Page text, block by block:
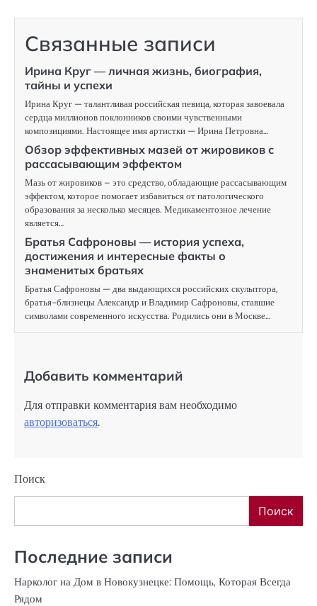
записям
Связанные записи
Ирина Круг — личная жизнь, биография,
тайны и успехи
Ирина Круг — талантливая российская певица, которая завоевала
сердца миллионов поклонников своими чувственными
композициями. Настоящее имя артистки — Ирина Петровна…
Обзор эффективных мазей от жировиков с
рассасывающим эффектом
Мазь от жировиков – это средство, обладающие рассасывающим
эффектом, которое помогает избавиться от патологического
образования за несколько месяцев. Медикаментозное лечение
является…
Братья Сафроновы — история успеха,
достижения и интересные факты о
знаменитых братьях
Братья Сафроновы — два выдающихся российских скульптора,
братья-близнецы Александр и Владимир Сафроновы, ставшие
символами современного искусства. Родились они в Москве…
Добавить комментарий
Для отправки комментария вам необходимо
авторизоваться.
Поиск
Поиск
Последние записи
Нарколог на Дом в Новокузнецке: Помощь, Которая Всегда
Рядом